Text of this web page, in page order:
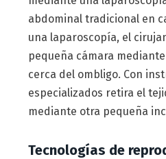
abdominal tradicional en
una laparoscopía, el
pequeña cámara
cerca del ombligo. Con
especializados retira el
mediante otra pequeña
Tecnologías de